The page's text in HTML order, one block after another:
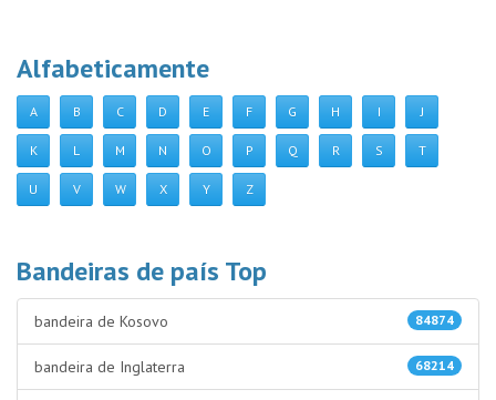
Alfabeticamente
A B C D E F G H I J
K L M N O P Q R S T
U V W X Y Z
Bandeiras de país Top
84874
bandeira de Kosovo
68214
bandeira de Inglaterra